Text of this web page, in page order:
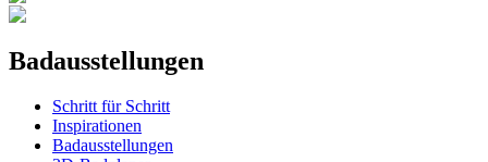
Badausstellungen
Schritt für Schritt
Inspirationen
Badausstellungen